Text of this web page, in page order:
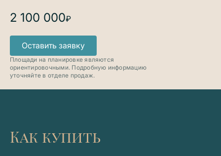
2 100 000₽
Оставить заявку
Площади на планировке являются
ориентировочными. Подробную информацию
уточняйте в отделе продаж.
Как купить